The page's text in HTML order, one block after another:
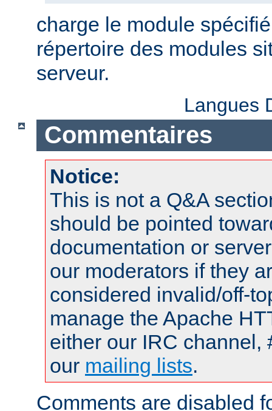
charge le module
répertoire des modules
serveur.
Langues
Commentaires
Notice:
This is not a Q&A
should be pointed
documentation or
our moderators if they
considered invalid/off-
manage the Apache
either our IRC channel,
our mailing lists.
Comments are disabled